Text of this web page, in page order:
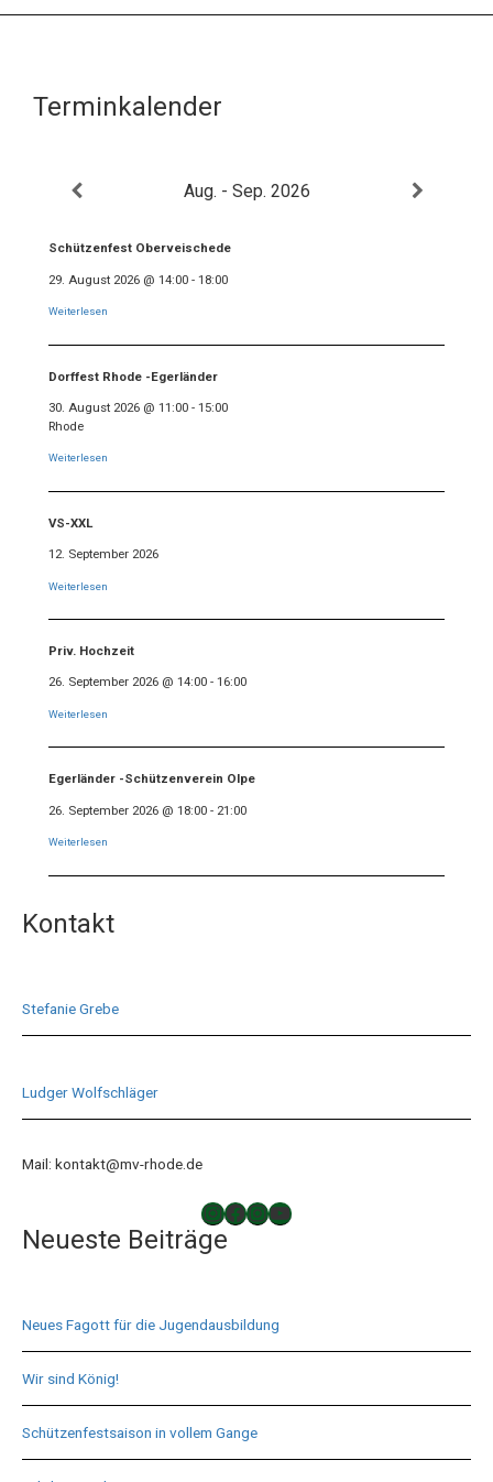
Terminkalender
Aug. - Sep. 2026
Schützenfest Oberveischede
29. August 2026 @ 14:00 - 18:00
Weiterlesen
Dorffest Rhode -Egerländer
30. August 2026 @ 11:00 - 15:00
Rhode
Weiterlesen
VS-XXL
12. September 2026
Weiterlesen
Priv. Hochzeit
26. September 2026 @ 14:00 - 16:00
Weiterlesen
Egerländer -Schützenverein Olpe
26. September 2026 @ 18:00 - 21:00
Weiterlesen
Kontakt
Stefanie Grebe
Ludger Wolfschläger
Mail: kontakt@mv-rhode.de
TAKTLOS
Musikverein Rhode
Musikverein Rhode
YouTube
Neueste Beiträge
Neues Fagott für die Jugendausbildung
Wir sind König!
Schützenfestsaison in vollem Gange